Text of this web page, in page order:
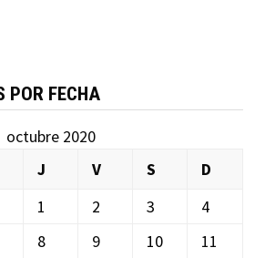
POR FECHA
octubre 2020
J V S
D
1
2 3
4
8 9 10 11